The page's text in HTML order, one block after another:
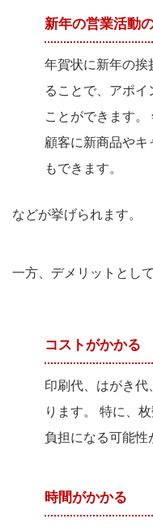
新年の営業活動
年賀状に新年の
ることで、アポ
ことができます。
顧客に新商品や
もできます。
などが挙げられます。
一方、デメリットとして
コストがかかる
印刷代、はがき
ります。 特に、
負担になる可能性
時間がかかる